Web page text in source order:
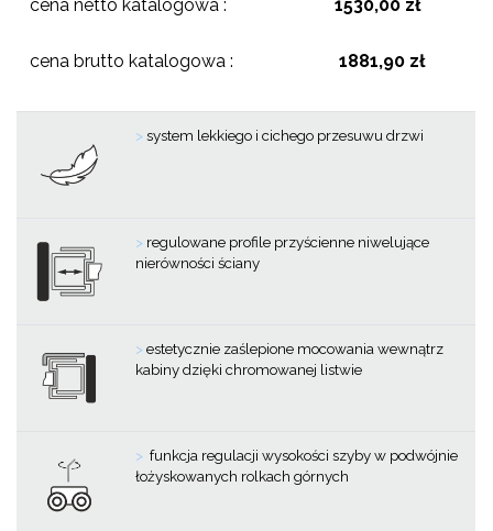
cena netto katalogowa : 1530,00 zł
cena brutto katalogowa : 1881,90 zł
>system lekkiego i cichego przesuwu drzwi
> regulowane profile przyścienne niwelujące
nierówności ściany
>estetycznie zaślepione mocowania wewnątrz
kabiny dzięki chromowanej listwie
> funkcja regulacji wysokości szyby w podwójnie
łożyskowanych rolkach górnych